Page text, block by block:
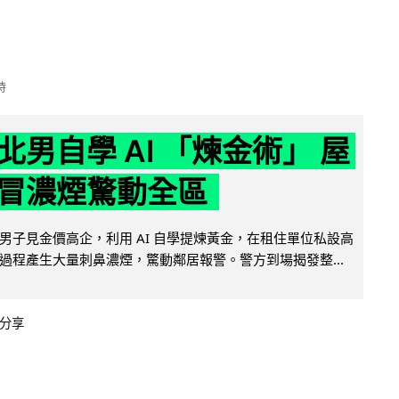
男自學 AI 「煉金術」 屋
濃煙驚動全區
子見金價高企，利用 AI 自學提煉黃金，在租住單位私設高
程產生大量刺鼻濃煙，驚動鄰居報警。警方到場揭發整...
分享